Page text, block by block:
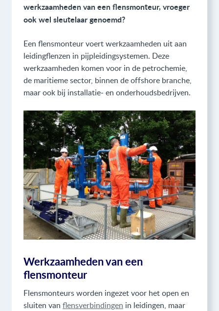
werkzaamheden van een flensmonteur, vroeger
ook wel sleutelaar genoemd?
Een flensmonteur voert werkzaamheden uit aan
leidingflenzen in pijpleidingsystemen. Deze
werkzaamheden komen voor in de petrochemie,
de maritieme sector, binnen de offshore branche,
maar ook bij installatie- en onderhoudsbedrijven.
Werkzaamheden van een
flensmonteur
Flensmonteurs worden ingezet voor het open en
sluiten van flensverbindingen in leidingen, maar